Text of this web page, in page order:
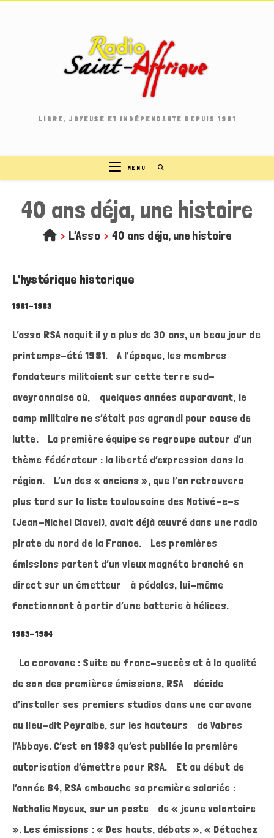
LIBRE, JOYEUSE ET INDÉPENDANTE DEPUIS 1981
MENU
40 ans déja, une histoire
> L’Asso > 40 ans déja, une histoire
L’hystérique historique
1981-1983
L’asso RSA naquit il y a plus de 30 ans, un beau jour de
printemps-été 1981. A l’époque, les membres
fondateurs militaient sur cette terre sud-
aveyronnaise où, quelques années auparavant, le
camp militaire ne s’était pas agrandi pour cause de
lutte. La première équipe se regroupe autour d’un
thème fédérateur : la liberté d’expression dans la
région. L’un des « anciens », que l’on retrouvera
plus tard sur la liste toulousaine des Motivé-e-s
(Jean-Michel Clavel), avait déjà œuvré dans une radio
pirate du nord de la France. Les premières
émissions partent d’un vieux magnéto branché en
direct sur un émetteur à pédales, lui-même
fonctionnant à partir d’une batterie à hélices.
1983-1984
La caravane : Suite au franc-succès et à la qualité
de son des premières émissions, RSA décide
d’installer ses premiers studios dans une caravane
au lieu-dit Peyralbe, sur les hauteurs de Vabres
l’Abbaye. C’est en 1983 qu’est publiée la première
autorisation d’émettre pour RSA. Et au début de
l’année 84, RSA embauche sa première salariée :
Nathalie Mayeux, sur un poste de « jeune volontaire
». Les émissions : « Des hauts, débats », « Détachez